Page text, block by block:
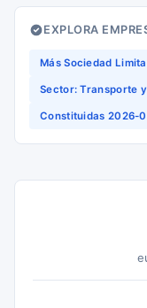
EXPLORA
Más Sociedad
Sector: Transporte
Constituidas 2026-